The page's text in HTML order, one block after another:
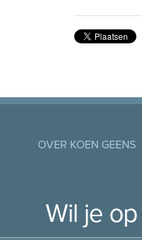
OVER KOEN GEENS
Wil je